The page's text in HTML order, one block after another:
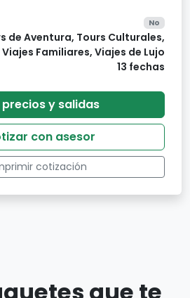
No
de Aventura, Tours Culturales,
Viajes Familiares, Viajes de Lujo
13 fechas
precios y salidas
con asesor
cotización